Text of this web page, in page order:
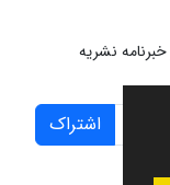
نشریه
اشتراک